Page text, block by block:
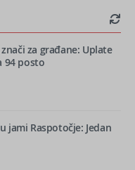
za građane: Uplate
94 posto
jami Raspotočje: Jedan